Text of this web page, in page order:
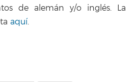
de alemán y/o inglés. La
aquí.